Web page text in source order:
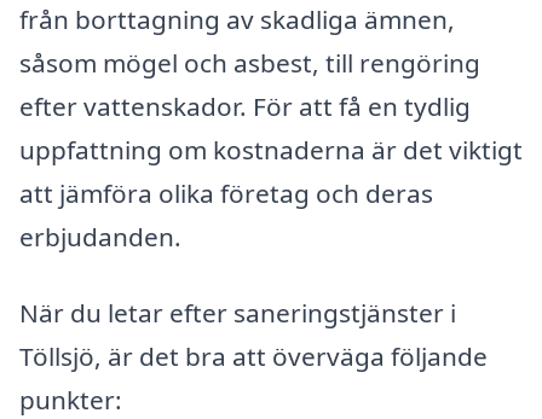
från borttagning av skadliga ämnen,
såsom mögel och asbest, till rengöring
efter vattenskador. För att få en tydlig
uppfattning om kostnaderna är det viktigt
att jämföra olika företag och deras
erbjudanden.
När du letar efter saneringstjänster i
Töllsjö, är det bra att överväga följande
punkter: